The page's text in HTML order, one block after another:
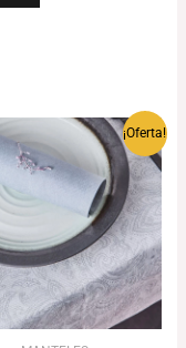
¡Oferta!
Rango
de
precios:
desde
116.80€
hasta
137.95€